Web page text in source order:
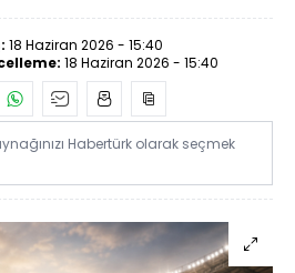
18 Haziran 2026 - 15:40
18 Haziran 2026 - 15:40
Habertürk olarak seçmek